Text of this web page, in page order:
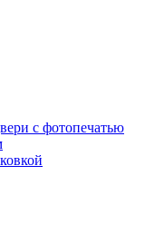
с фотопечатью